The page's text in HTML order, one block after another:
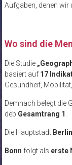
Aufgaben, denen wir
Wo sind die
Die Studie
basiert auf 17
Gesundheit,
Demnach belegt die
deb Gesamtrang 1
Die Hauptstadt Berlin
Bonn folgt als erste